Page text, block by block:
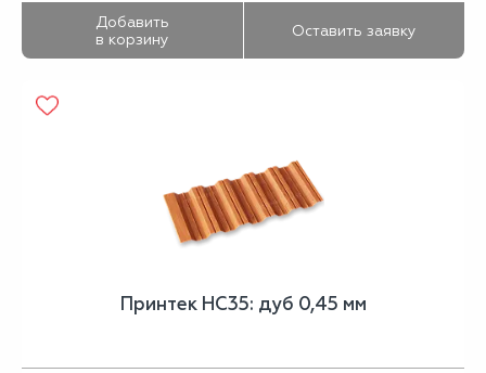
Добавить
в корзину
Оставить заявку
Принтек НС35: дуб 0,45 мм